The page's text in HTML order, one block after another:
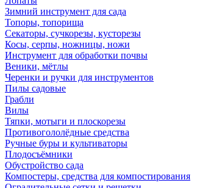
Зимний инструмент для сада
Топоры, топорища
Секаторы, сучкорезы, кусторезы
Косы, серпы, ножницы, ножи
Инструмент для обработки почвы
Веники, мётлы
Черенки и ручки для инструментов
Пилы садовые
Грабли
Вилы
Тяпки, мотыги и плоскорезы
Противогололёдные средства
Ручные буры и культиваторы
Плодосъёмники
Обустройство сада
Компостеры, средства для компостирования